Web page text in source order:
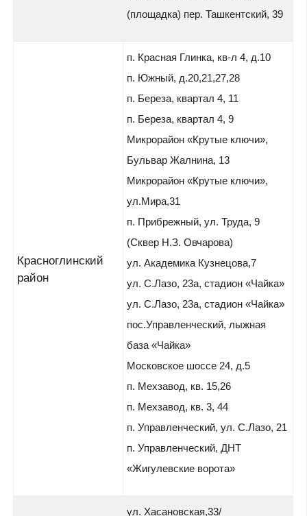
(площадка) пер. Ташкентский, 39
Красноглинский
район
п. Красная Глинка, кв-л 4, д.10
п. Южный, д.20,21,27,28
п. Береза, квартал 4, 11
п. Береза, квартал 4, 9
Микрорайон «Крутые ключи»,
Бульвар Жалнина, 13
Микрорайон «Крутые ключи»,
ул.Мира,31
п. Прибрежный, ул. Труда, 9
(Сквер Н.З. Овчарова)
ул. Академика Кузнецова,7
ул. С.Лазо, 23а, стадион «Чайка»
ул. С.Лазо, 23а, стадион «Чайка»
пос.Управленческий, лыжная
база «Чайка»
Московское шоссе 24, д.5
п. Мехзавод, кв. 15,26
п. Мехзавод, кв. 3, 44
п. Управленческий, ул. С.Лазо, 21
п. Управленческий, ДНТ
«Жигулевские ворота»
ул. Хасановская,33/